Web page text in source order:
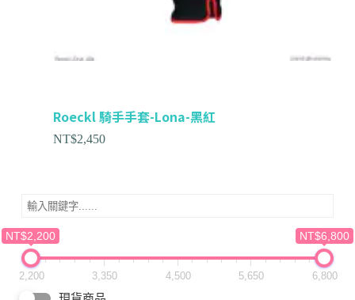
NT$2,200 NT$6,800
2,200 3,350 4,500 5,650 6,800
Roeckl 騎手手套-Lona-黑紅
NT$2,450